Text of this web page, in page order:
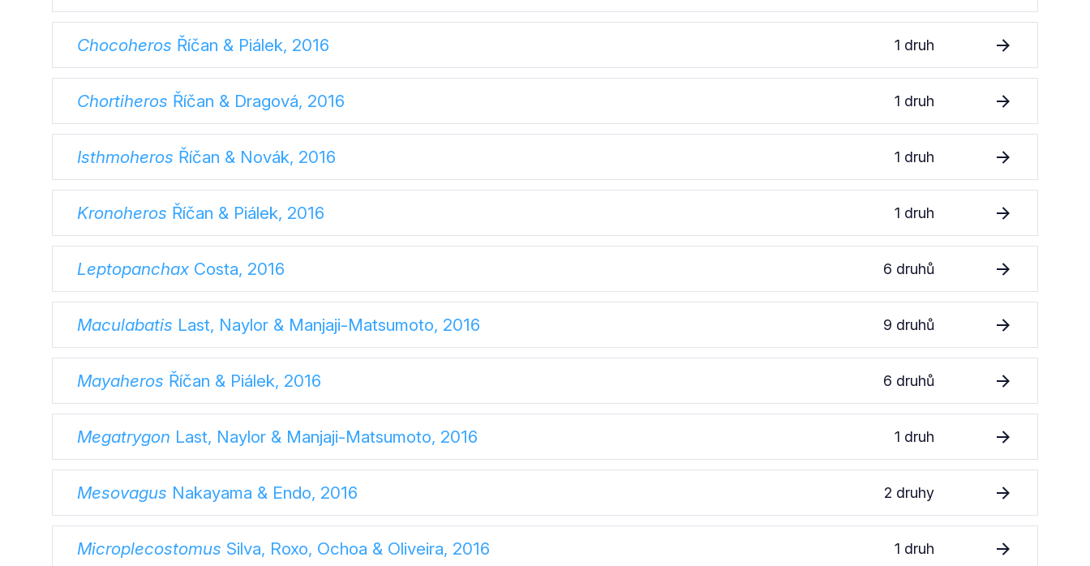
Chocoheros Říčan & Piálek, 2016 1 druh
Chortiheros Říčan & Dragová, 2016 1 druh
Isthmoheros Říčan & Novák, 2016 1 druh
Kronoheros Říčan & Piálek, 2016 1 druh
Leptopanchax Costa, 2016 6 druhů
Maculabatis Last, Naylor & Manjaji-Matsumoto, 2016 9 druhů
Mayaheros Říčan & Piálek, 2016 6 druhů
Megatrygon Last, Naylor & Manjaji-Matsumoto, 2016 1 druh
Mesovagus Nakayama & Endo, 2016 2 druhy
Microplecostomus Silva, Roxo, Ochoa & Oliveira, 2016 1 druh